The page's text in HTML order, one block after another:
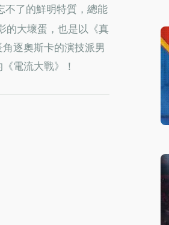
不了的鮮明特質，總能
的大壞蛋，也是以《真
逐奧斯卡的演技派男
電流大戰》！